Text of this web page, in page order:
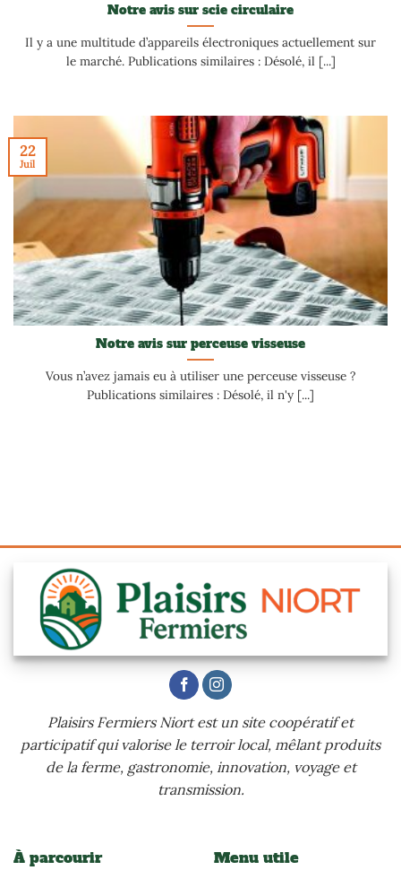
Notre avis sur scie circulaire
Il y a une multitude d’appareils électroniques actuellement sur
le marché. Publications similaires : Désolé, il [...]
Notre avis sur perceuse visseuse
Vous n’avez jamais eu à utiliser une perceuse visseuse ?
Publications similaires : Désolé, il n'y [...]
22
Juil
Plaisirs Fermiers Niort est un site coopératif et
participatif qui valorise le terroir local, mêlant produits
de la ferme, gastronomie, innovation, voyage et
transmission.
À parcourir Menu utile